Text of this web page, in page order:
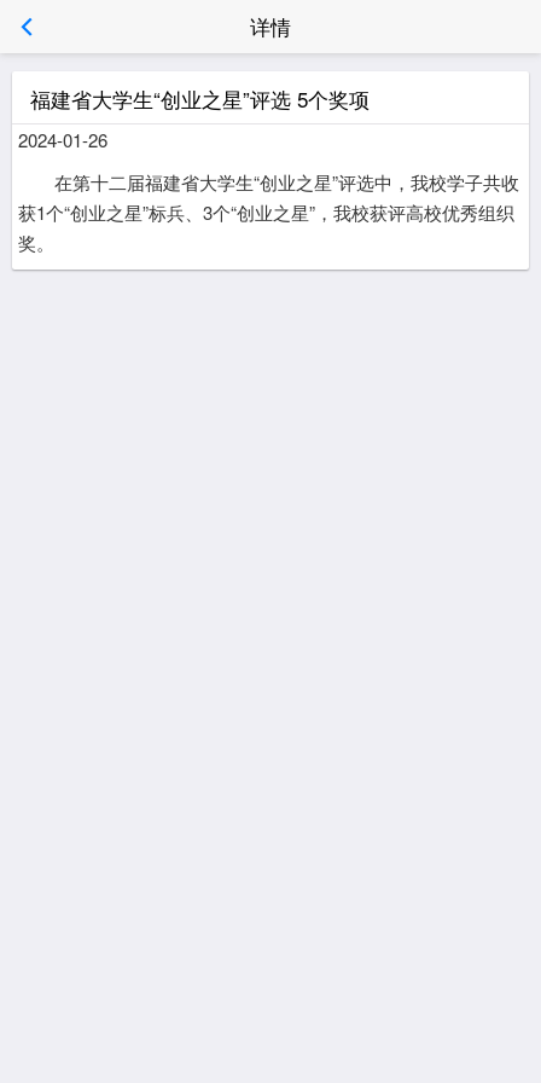
详情
福建省大学生“创业之星”评选 5个奖项
2024-01-26
在第十二届福建省大学生“创业之星”评选中，我校学子共收
获1个“创业之星”标兵、3个“创业之星”，我校获评高校优秀组织
奖。